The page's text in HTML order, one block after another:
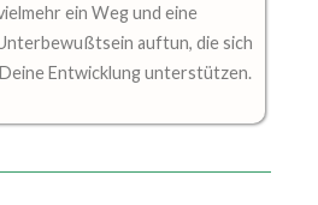
ein Weg und eine
auftun, die sich
Entwicklung unterstützen.